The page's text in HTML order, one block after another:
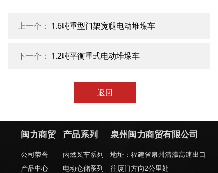
上一个： 1.6吨重型门架宽腿电动堆垛车
下一个： 1.2吨平衡重式电动堆垛车
返回
闽力商贸
公司荣誉
产品中心
产品系列
内燃叉车系列
电动仓储系列
泉州闽力商贸有限公司
地址：福建省泉州清濛高速出口
往厦门方向2公里处